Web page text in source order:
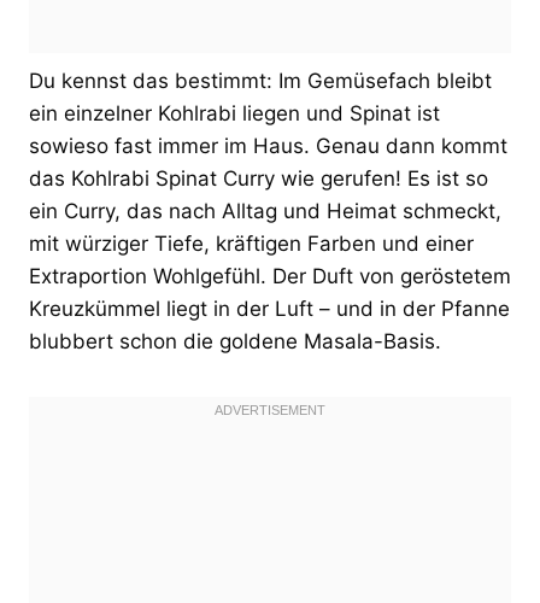
Du kennst das bestimmt: Im Gemüsefach bleibt
ein einzelner Kohlrabi liegen und Spinat ist
sowieso fast immer im Haus. Genau dann kommt
das Kohlrabi Spinat Curry wie gerufen! Es ist so
ein Curry, das nach Alltag und Heimat schmeckt,
mit würziger Tiefe, kräftigen Farben und einer
Extraportion Wohlgefühl. Der Duft von geröstetem
Kreuzkümmel liegt in der Luft – und in der Pfanne
blubbert schon die goldene Masala-Basis.